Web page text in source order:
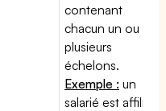
contenant
chacun un ou
plusieurs
échelons.
Exemple : un
salarié est affilié